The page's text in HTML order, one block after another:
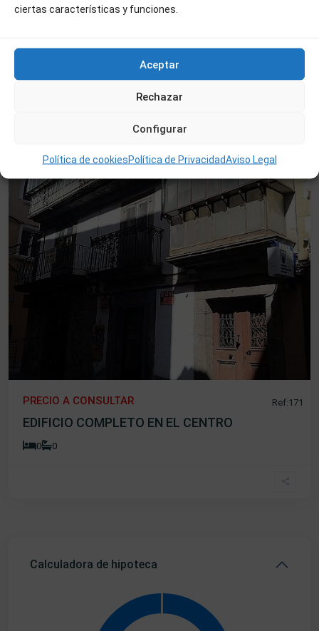
ciertas características y funciones.
Aceptar
Rechazar
Configurar
Política de cookiesPolítica de PrivacidadAviso Legal
PRECIO A CONSULTAR
EDIFICIO COMPLETO EN EL CENTRO
0 0
Ref:171
Calculadora de hipoteca